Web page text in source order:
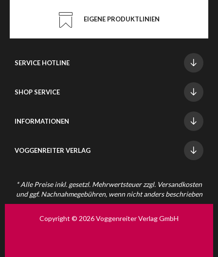
EIGENE PRODUKTLINIEN
SERVICE HOTLINE
SHOP SERVICE
INFORMATIONEN
VOGGENREITER VERLAG
* Alle Preise inkl. gesetzl. Mehrwertsteuer zzgl. Versandkosten
und ggf. Nachnahmegebühren, wenn nicht anders beschrieben
Copyright © 2026 Voggenreiter Verlag GmbH